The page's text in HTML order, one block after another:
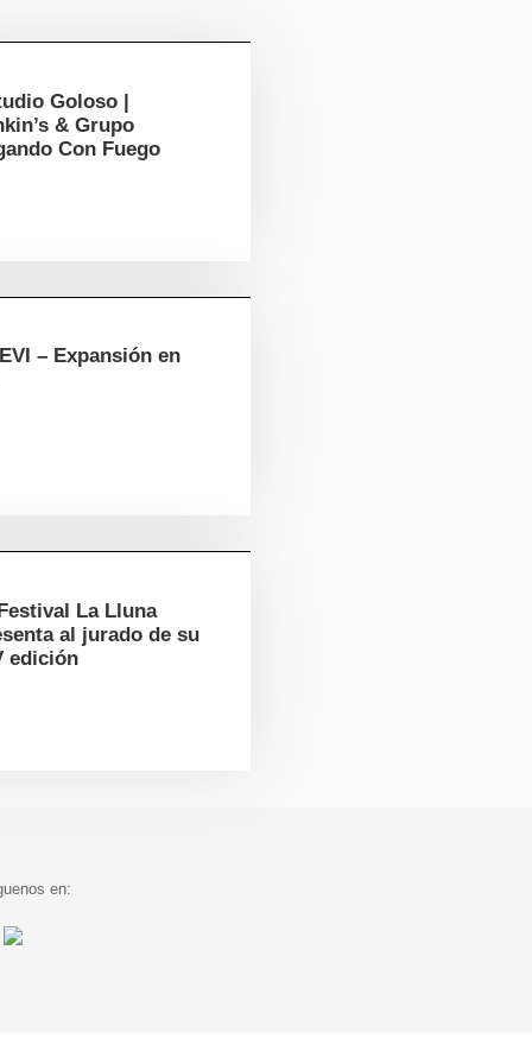
Goloso |
& Grupo
Con Fuego
– Expansión en
La Lluna
al jurado de su
edición
en: